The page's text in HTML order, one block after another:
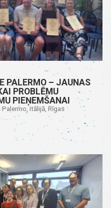
PALERMO – JAUNAS
PROBLĒMU
PIEŅEMŠANAI
Itālijā, Rīgas